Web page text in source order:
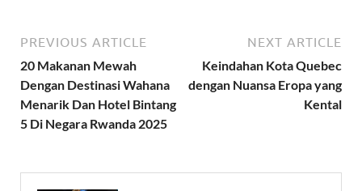
PREVIOUS ARTICLE
20 Makanan Mewah
Dengan Destinasi Wahana
Menarik Dan Hotel Bintang
5 Di Negara Rwanda 2025
NEXT ARTICLE
Keindahan Kota Quebec
dengan Nuansa Eropa yang
Kental